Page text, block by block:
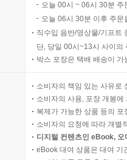
오늘 00시 ~ 06시 30분
오늘 06시 30분 이후 주
직수입 음반/영상물/기프트
단, 당일 00시~13시 사이의
박스 포장은 택배 배송이
소비자의 책임 있는 사유로
소비자의 사용, 포장 개봉
복제가 가능한 상품 등의
소비자의 요청에 따라 개별
디지털 컨텐츠인 eBook,
eBook 대여 상품은 대여 기